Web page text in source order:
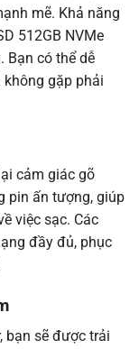
mẽ. Khả năng
512GB NVMe
Bạn có thể dễ
gặp phải
cảm giác gõ
pin ấn tượng, giúp
việc sạc. Các
đầy đủ, phục
bạn sẽ được trải